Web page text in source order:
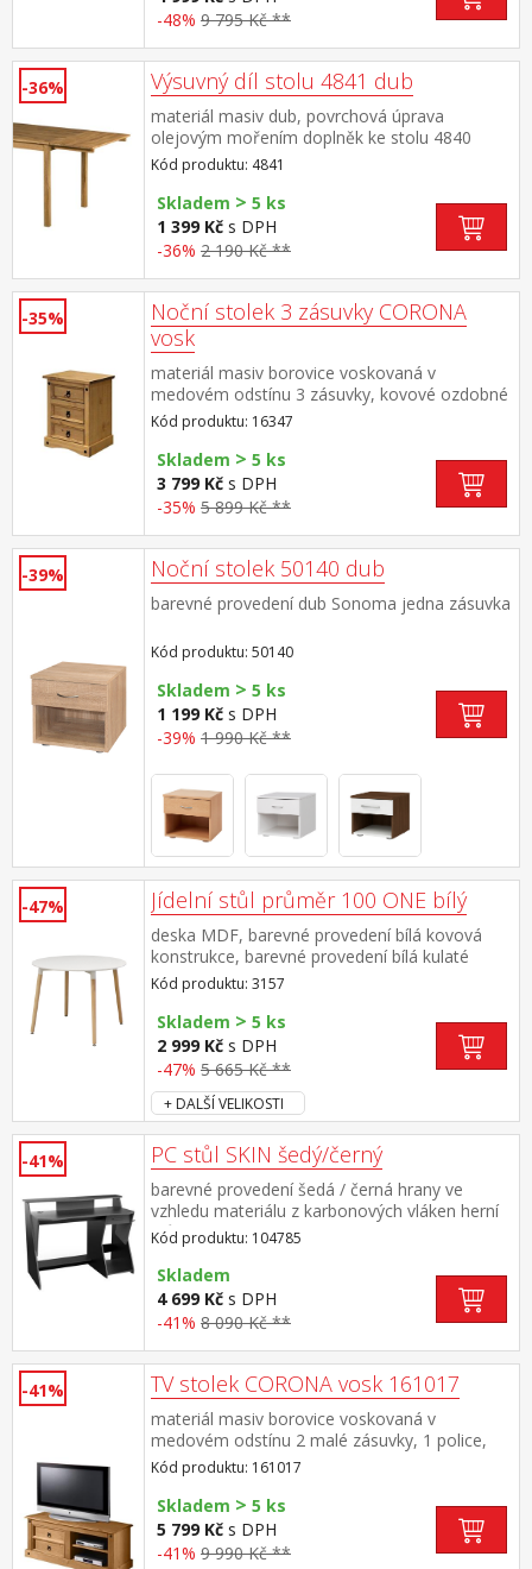
-48% 9 795 Kč **
-36% Výsuvný díl stolu 4841 dub
materiál masiv dub, povrchová úprava
olejovým mořením doplněk ke stolu 4840
Kód produktu: 4841
Skladem > 5 ks
1 399 Kč s DPH
-36% 2 190 Kč **
-35%
Noční stolek 3 zásuvky CORONA
vosk
materiál masiv borovice voskovaná v
medovém odstínu 3 zásuvky, kovové ozdobné
úchytky součást sestavy Corona
Kód produktu: 16347
Skladem > 5 ks
3 799 Kč s DPH
-35% 5 899 Kč **
-39% Noční stolek 50140 dub
barevné provedení dub Sonoma jedna zásuvka
Kód produktu: 50140
Skladem > 5 ks
1 199 Kč s DPH
-39% 1 990 Kč **
-47% Jídelní stůl průměr 100 ONE bílý
deska MDF, barevné provedení bílá kovová
konstrukce, barevné provedení bílá kulaté
nohy, materiál masiv buk nastavitelné plastové
kluzáky s pochromovanou krytkou
Kód produktu: 3157
Skladem > 5 ks
2 999 Kč s DPH
-47% 5 665 Kč **
+ DALŠÍ VELIKOSTI
-41% PC stůl SKIN šedý/černý
barevné provedení šedá / černá hrany ve
vzhledu materiálu z karbonových vláken herní
stůl: horní police na 2 velké monitory 1
zásuvka s kovovými pojezdy na příslušenství
háček na sluchátka, dvě průchodky na kabely
opěrka na nohy, velký prostor pro PC case
maximální nosnosti uvedeny v návodu k
Kód produktu: 104785
Skladem
4 699 Kč s DPH
-41% 8 090 Kč **
-41% TV stolek CORONA vosk 161017
materiál masiv borovice voskovaná v
medovém odstínu 2 malé zásuvky, 1 police,
kovové ozdobné úchytky součást sestavy
Corona
Kód produktu: 161017
Skladem > 5 ks
5 799 Kč s DPH
-41% 9 990 Kč **